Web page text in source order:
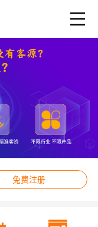
免费注册